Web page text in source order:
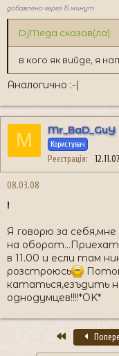
добавлено через 15 минут
DjMega сказав(ла):
в кого як вийде, я
Аналогично :-(
M Mr_BaD_GuY
Користувач
Реєстрація 12.11.07
08.03.08
!
Я говорю за
на
в 11.00 и если там
розстроюсь
кататься,езъдить
однодумцев!!!!*OK*
Перший